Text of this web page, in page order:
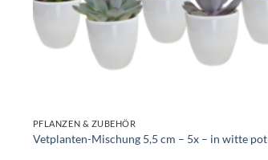
PFLANZEN & ZUBEHÖR
Vetplanten-Mischung 5,5 cm – 5x – in witte pot